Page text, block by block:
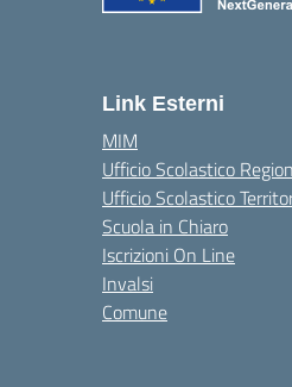
Link Esterni
MIM
Ufficio Scolastico
Ufficio Scolastico
Scuola in Chiaro
Iscrizioni On Line
Invalsi
Comune